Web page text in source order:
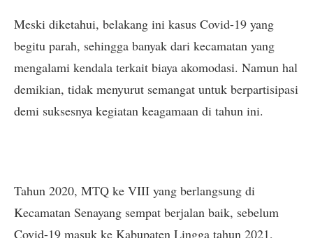
Meski diketahui, belakang ini kasus Covid-19 yang
begitu parah, sehingga banyak dari kecamatan yang
mengalami kendala terkait biaya akomodasi. Namun hal
demikian, tidak menyurut semangat untuk berpartisipasi
demi suksesnya kegiatan keagamaan di tahun ini.
Tahun 2020, MTQ ke VIII yang berlangsung di
Kecamatan Senayang sempat berjalan baik, sebelum
Covid-19 masuk ke Kabupaten Lingga tahun 2021,